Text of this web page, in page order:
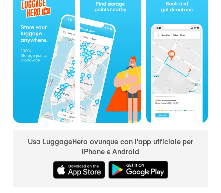
Usa LuggageHero ovunque con l'app ufficiale per
iPhone e Android